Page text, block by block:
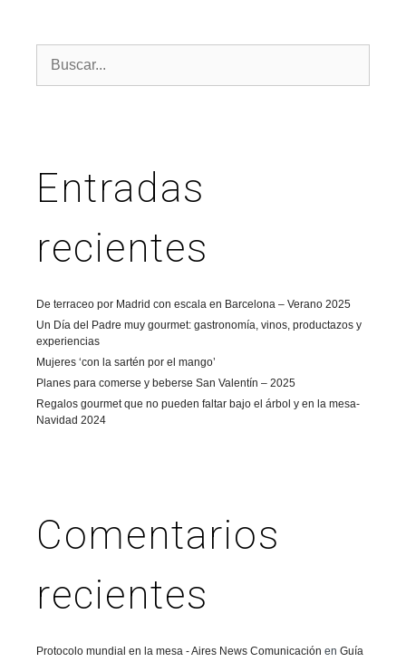
Entradas
recientes
De terraceo por Madrid con escala en Barcelona – Verano 2025
Un Día del Padre muy gourmet: gastronomía, vinos, productazos y
experiencias
Mujeres ‘con la sartén por el mango’
Planes para comerse y beberse San Valentín – 2025
Regalos gourmet que no pueden faltar bajo el árbol y en la mesa-
Navidad 2024
Comentarios
recientes
Protocolo mundial en la mesa - Aires News Comunicación en Guía